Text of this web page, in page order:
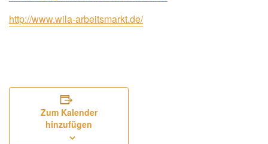
http://www.wila-arbeitsmarkt.de/
Zum Kalender
hinzufügen